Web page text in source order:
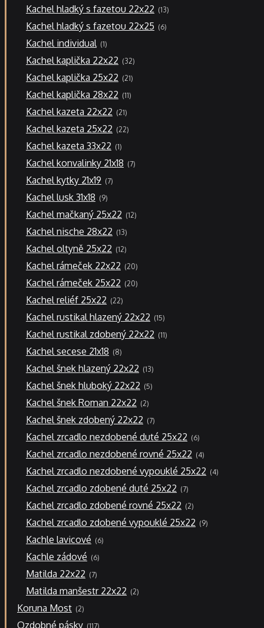
Kachel hladký s fazetou 22x22 1313
produktů
Kachel hladký s fazetou 22x25 66
produktů
Kachel individual 11
produkt
Kachel kaplička 22x22 3232
produktů
Kachel kaplička 25x22 2121
produktů
Kachel kaplička 28x22 1111
produktů
Kachel kazeta 22x22 2121
produktů
Kachel kazeta 25x22 2222
produktů
Kachel kazeta 33x22 11
produkt
Kachel konvalinky 21x18 77
produktů
Kachel kytky 21x19 77
produktů
Kachel lusk 31x18 99
produktů
Kachel mačkaný 25x22 1212
produktů
Kachel nische 28x22 1313
produktů
Kachel oltyně 25x22 1212
produktů
Kachel rámeček 22x22 2020
produktů
Kachel rámeček 25x22 2020
produktů
Kachel reliéf 25x22 2222
produktů
Kachel rustikal hlazený 22x22 1515
produktů
Kachel rustikal zdobený 22x22 1111
produktů
Kachel secese 21x18 88
produktů
Kachel šnek hlazený 22x22 1313
produktů
Kachel šnek hluboký 22x22 55
produktů
Kachel šnek Roman 22x22 22
produkty
Kachel šnek zdobený 22x22 77
produktů
Kachel zrcadlo nezdobené duté 25x22 66
produktů
Kachel zrcadlo nezdobené rovné 25x22 44
produkty
Kachel zrcadlo nezdobené vypouklé 25x22 44
produkty
Kachel zrcadlo zdobené duté 25x22 77
produktů
Kachel zrcadlo zdobené rovné 25x22 22
produkty
Kachel zrcadlo zdobené vypouklé 25x22 99
produktů
Kachle lavicové 66
produktů
Kachle zádové 66
produktů
Matilda 22x22 77
produktů
Matilda manšestr 22x22 22
produkty
Koruna Most 22
produkty
Ozdobné pásky 117117